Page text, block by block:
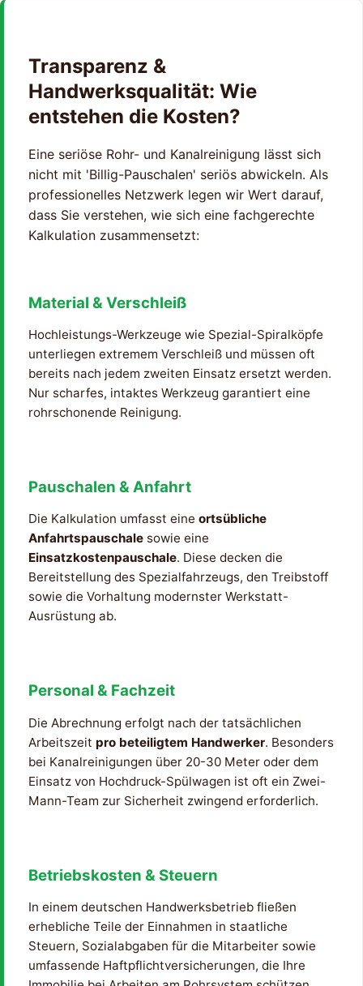
Transparenz &
Handwerksqualität: Wie
entstehen die Kosten?
Eine seriöse Rohr- und Kanalreinigung lässt sich
nicht mit 'Billig-Pauschalen' seriös abwickeln. Als
professionelles Netzwerk legen wir Wert darauf,
dass Sie verstehen, wie sich eine fachgerechte
Kalkulation zusammensetzt:
Material & Verschleiß
Hochleistungs-Werkzeuge wie Spezial-Spiralköpfe
unterliegen extremem Verschleiß und müssen oft
bereits nach jedem zweiten Einsatz ersetzt werden.
Nur scharfes, intaktes Werkzeug garantiert eine
rohrschonende Reinigung.
Pauschalen & Anfahrt
Die Kalkulation umfasst eine ortsübliche
Anfahrtspauschale sowie eine
Einsatzkostenpauschale. Diese decken die
Bereitstellung des Spezialfahrzeugs, den Treibstoff
sowie die Vorhaltung modernster Werkstatt-
Ausrüstung ab.
Personal & Fachzeit
Die Abrechnung erfolgt nach der tatsächlichen
Arbeitszeit pro beteiligtem Handwerker. Besonders
bei Kanalreinigungen über 20-30 Meter oder dem
Einsatz von Hochdruck-Spülwagen ist oft ein Zwei-
Mann-Team zur Sicherheit zwingend erforderlich.
Betriebskosten & Steuern
In einem deutschen Handwerksbetrieb fließen
erhebliche Teile der Einnahmen in staatliche
Steuern, Sozialabgaben für die Mitarbeiter sowie
umfassende Haftpflichtversicherungen, die Ihre